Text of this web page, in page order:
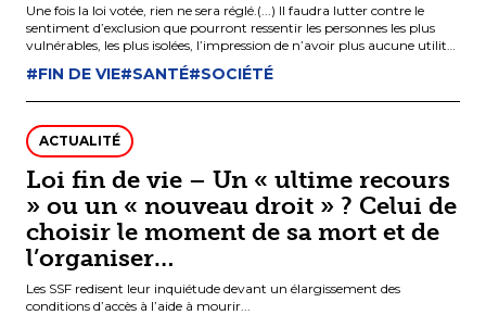
Une fois la loi votée, rien ne sera réglé.(...) Il faudra lutter contre le
sentiment d’exclusion que pourront ressentir les personnes les plus
vulnérables, les plus isolées, l’impression de n’avoir plus aucune utilité
sociale, d’être une charge pour leurs familles, un coût pour la sécurité
sociale…
#FIN DE VIE#SANTÉ#SOCIÉTÉ
ACTUALITÉ
Loi fin de vie – Un « ultime recours
» ou un « nouveau droit » ? Celui de
choisir le moment de sa mort et de
l’organiser…
Les SSF redisent leur inquiétude devant un élargissement des
conditions d’accès à l’aide à mourir...